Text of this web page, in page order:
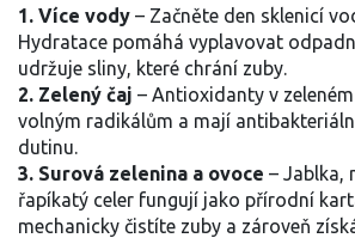
1. Více vody – Začněte den sklenicí
Hydratace pomáhá vyplavovat
udržuje sliny, které chrání zuby.
2. Zelený čaj – Antioxidanty v
volným radikálům a mají
dutinu.
3. Surová zelenina a ovoce – Jablka,
řapíkatý celer fungují jako přírodní
mechanicky čistíte zuby a zároveň